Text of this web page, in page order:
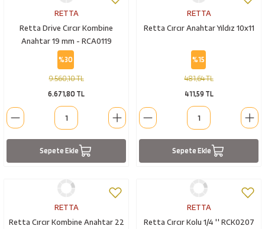
RETTA
Retta Drive Cırcır Kombine
Anahtar 19 mm - RCA0119
%30
9.560,10 TL
6.671,80 TL
Sepete Ekle
RETTA
Retta Cırcır Anahtar Yıldız 10x11
%15
481,64 TL
411,59 TL
Sepete Ekle
RETTA
Retta Cırcır Kombine Anahtar 22
RETTA
Retta Cırcır Kolu 1/4 '' RCK0207